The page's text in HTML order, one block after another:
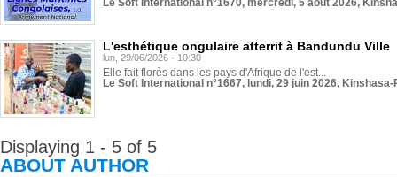
Le Soft International n°1670, mercredi, 5 août 2026,
L'esthétique ongulaire atterrit à Bandundu Ville
lun, 29/06/2026 - 10:30
Elle fait florès dans les pays d'Afrique de l'est...
Le Soft International n°1667, lundi, 29 juin 2026,
Displaying 1 - 5 of 5
ABOUT AUTHOR